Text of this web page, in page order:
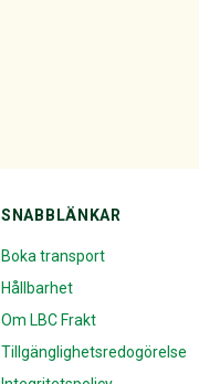
SNABBLÄNKAR
Boka transport
Hållbarhet
Om LBC Frakt
Tillgänglighetsredogörelse